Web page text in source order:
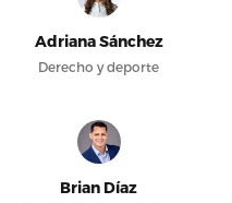
Adriana Sánchez
Derecho y deporte
Brian Díaz